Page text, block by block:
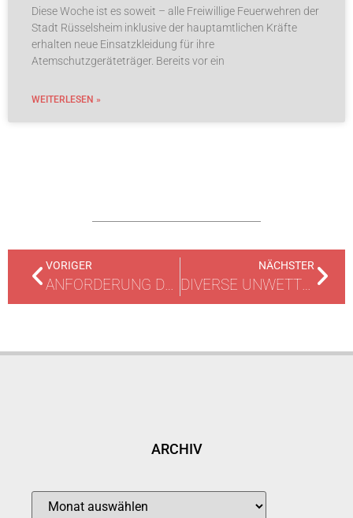
Diese Woche ist es soweit – alle Freiwillige Feuerwehren der
Stadt Rüsselsheim inklusive der hauptamtlichen Kräfte
erhalten neue Einsatzkleidung für ihre
Atemschutzgeräteträger. Bereits vor ein
WEITERLESEN »
VORIGER
ANFORDERUNG DEKON-ZUG
NÄCHSTER
DIVERSE UNWETTEREINSÄTZE
ARCHIV